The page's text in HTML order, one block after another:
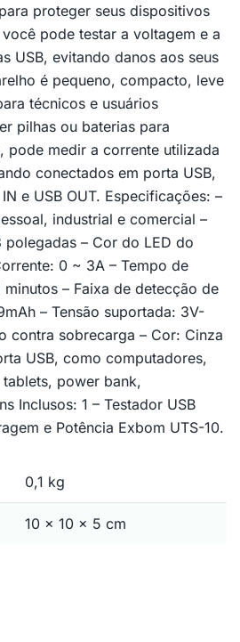
proteger seus dispositivos
pode testar a voltagem e a
USB, evitando danos aos seus
é pequeno, compacto, leve
técnicos e usuários
pilhas ou baterias para
pode medir a corrente utilizada
conectados em porta USB,
e USB OUT. Especificações: –
industrial e comercial –
polegadas – Cor do LED do
0 ~ 3A – Tempo de
– Faixa de detecção de
– Tensão suportada: 3V-
contra sobrecarga – Cor: Cinza
USB, como computadores,
power bank,
Inclusos: 1 – Testador USB
e Potência Exbom UTS-10.
0,1 kg
10 × 10 × 5 cm